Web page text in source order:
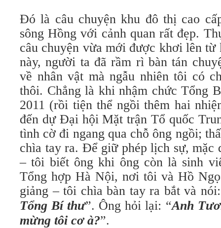
Đó là câu chuyện khu đô thị cao
sông Hồng với cảnh quan rất đẹp.
câu chuyện vừa mới được khơi lên từ
này, người ta đã rầm rì bàn tán
về nhân vật mà ngẫu nhiên tôi có
thôi. Chẳng là khi nhậm chức Tổng
2011 (rồi tiện thể ngồi thêm hai
đến dự Đại hội Mặt trận Tổ quốc
tình cờ đi ngang qua chỗ ông ngồi;
chìa tay ra. Để giữ phép lịch sự, mặc
– tôi biết ông khi ông còn là sinh
Tổng hợp Hà Nội, nơi tôi và Hồ
giảng – tôi chìa bàn tay ra bắt và
Tổng Bí thư”. Ông hỏi lại: “Anh
mừng tôi cơ à?”.